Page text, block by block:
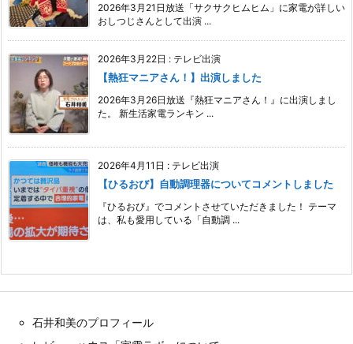
2026年3月21日放送「サクサクヒムヒム」に家電が詳しい
おしつじさんとして出演 ...
2026年3月22日 : テレビ出演
【熱狂マニアさん！】出演しました
2026年3月26日放送『熱狂マニアさん！』に出演しまし
た。 新生活家電ランキン ...
2026年4月11日 : テレビ出演
【ひるおび】自動調理器についてコメントしました
『ひるおび』でコメントさせていただきました！ テーマ
は、私も愛用している「自動調 ...
石井和美のプロフィール